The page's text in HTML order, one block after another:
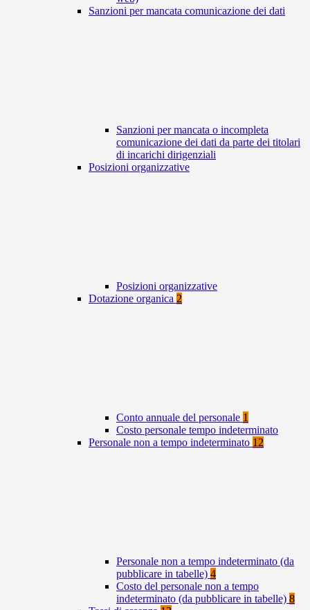
Sanzioni per mancata comunicazione dei dati
Sanzioni per mancata o incompleta
comunicazione dei dati da parte dei titolari
di incarichi dirigenziali
Posizioni organizzative
Posizioni organizzative
Dotazione organica 2
Conto annuale del personale 1
Costo personale tempo indeterminato
Personale non a tempo indeterminato 12
Personale non a tempo indeterminato (da
pubblicare in tabelle) 4
Costo del personale non a tempo
indeterminato (da pubblicare in tabelle) 8